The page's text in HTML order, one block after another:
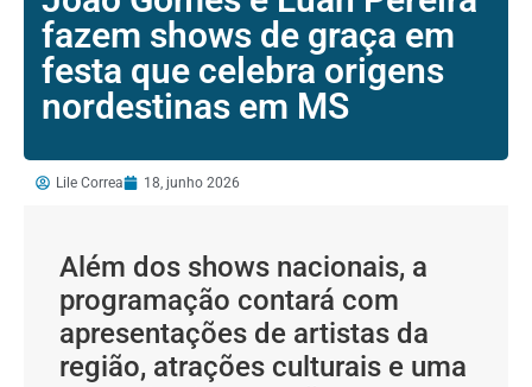
fazem shows de graça em
festa que celebra origens
nordestinas em MS
Lile Correa 18, junho 2026
Além dos shows nacionais, a
programação contará com
apresentações de artistas da
região, atrações culturais e uma